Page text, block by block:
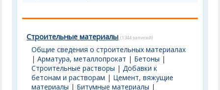
Строительные материалы (1344 записей)
Общие сведения о строительных материалах
|Арматура, металлопрокат | Бетоны |
Строительные растворы |Добавки к
бетонам и растворам | Цемент, вяжущие
материалы | Битумные материалы |